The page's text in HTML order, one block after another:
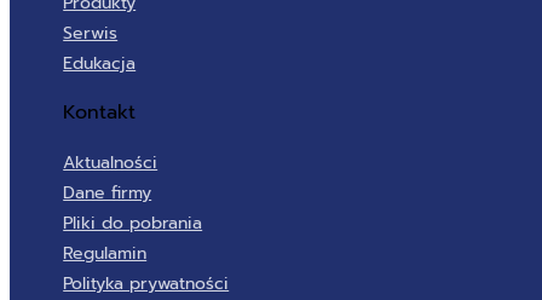
Serwis
Edukacja
Kontakt
Aktualności
Dane firmy
Pliki do pobrania
Regulamin
Polityka prywatności